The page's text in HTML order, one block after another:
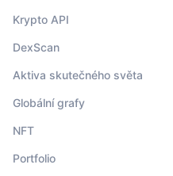
Krypto API
DexScan
Aktiva skutečného světa
Globální grafy
NFT
Portfolio